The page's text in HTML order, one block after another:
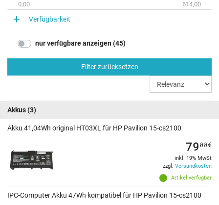
0,00 614,00
Verfügbarkeit
nur verfügbare anzeigen (45)
Filter zurücksetzen
Akkus(3)
Akku 41,04Wh original HT03XL für HP Pavilion 15-cs2100
Artikel verfügbar
7900€
inkl. 19% MwSt
zzgl. Versandkosten
IPC-Computer Akku 47Wh kompatibel für HP Pavilion 15-cs2100